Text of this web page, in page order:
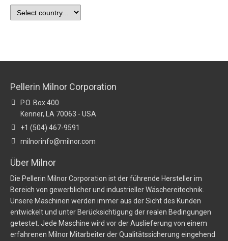
Pellerin Milnor Corporation
P.O. Box 400
Kenner, LA 70063 - USA
+1 (504) 467-9591
milnorinfo@milnor.com
Über Milnor
Die Pellerin Milnor Corporation ist der führende Hersteller im
Bereich von gewerblicher und industrieller Wäschereitechnik.
Unsere Maschinen werden immer aus der Sicht des Kunden
entwickelt und unter Berücksichtigung der realen Bedingungen
getestet. Jede Maschine wird vor der Auslieferung von einem
erfahrenen Milnor Mitarbeiter der Qualitätssicherung eingehend